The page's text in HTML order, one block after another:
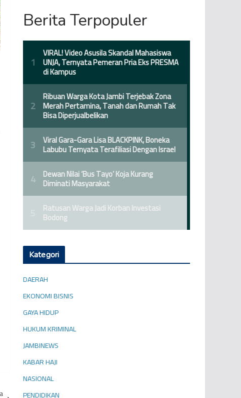
Berita Terpopuler
Kategori
DAERAH
EKONOMI BISNIS
GAYA HIDUP
HUKUM KRIMINAL
JAMBINEWS
KABAR HAJI
NASIONAL
PENDIDIKAN